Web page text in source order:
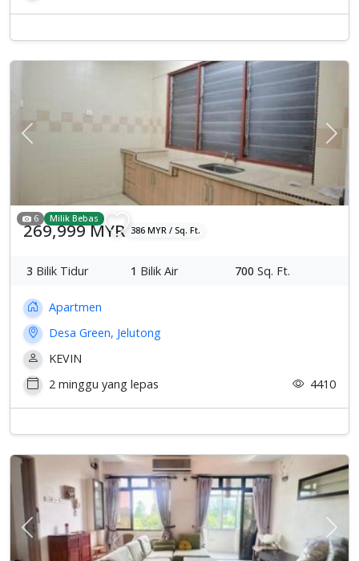
Previous
6 Milik Bebas
269,999 MYR 386 MYR / Sq. Ft.
3 Bilik Tidur 1 Bilik Air 700 Sq. Ft.
Apartmen
Desa Green, Jelutong
KEVIN
2 minggu yang lepas
4410
Previous